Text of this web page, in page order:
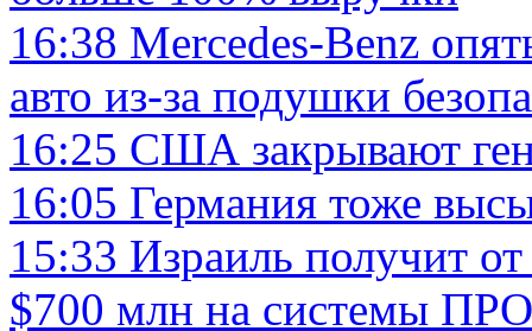
16:38 Mercedes-Benz
авто из-за подушки
16:25 США закрывают
16:05 Германия тоже
15:33 Израиль получит
$700 млн на системы ПРО